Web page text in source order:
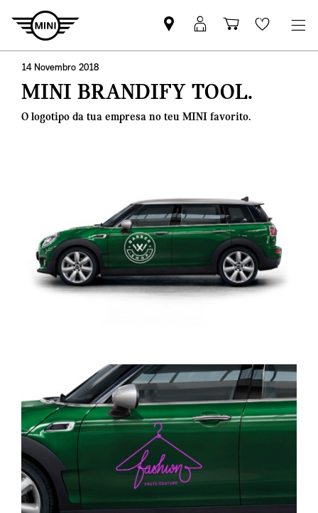
Pesquisar
parceiro
Iniciar
sessão
Carrinho
de
Wishlist
14 Novembro 2018
MINI BRANDIFY TOOL.
O logotipo da tua empresa no teu MINI favorito.